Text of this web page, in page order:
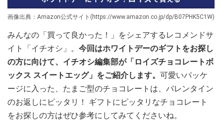
画像出典：Amazon公式サイト(https://www.amazon.co.jp/dp/B07PHK5C1W)
みんなの「買って良かった！」をシェアするレコメンドサ
イト「イチオシ」。 今回はホワイトデーのギフトをお探し
の方に向けて、イチオシ編集部が「ロイズチョコレートボ
ックス スイートエッグ」をご紹介します。 可愛いパッケ
ージに入った、たまご型のチョコレートは、バレンタイン
のお返しにピッタリ！ ギフトにピッタリなチョコレート
をお探しの方はぜひ参考にしてみてくださいね。